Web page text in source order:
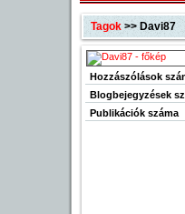
Tagok>> Davi87
Hozzászólások
Blogbejegyzések
Publikációk száma